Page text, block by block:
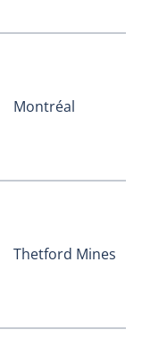
Montréal
Thetford Mines